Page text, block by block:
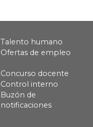
Talento humano
Ofertas de empleo
Concurso docente
Control interno
Buzón de
notificaciones